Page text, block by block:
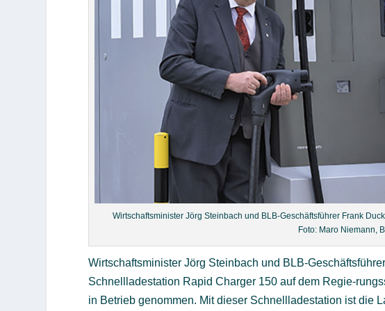
Wirtschaftsminister Jörg Steinbach und BLB-Geschäftsführer Frank
Foto: Maro Niemann,
Wirtschaftsminister Jörg Steinbach und BLB-
Schnellladestation Rapid Charger 150 auf dem Regie-
in Betrieb genommen. Mit dieser Schnellladestation ist die